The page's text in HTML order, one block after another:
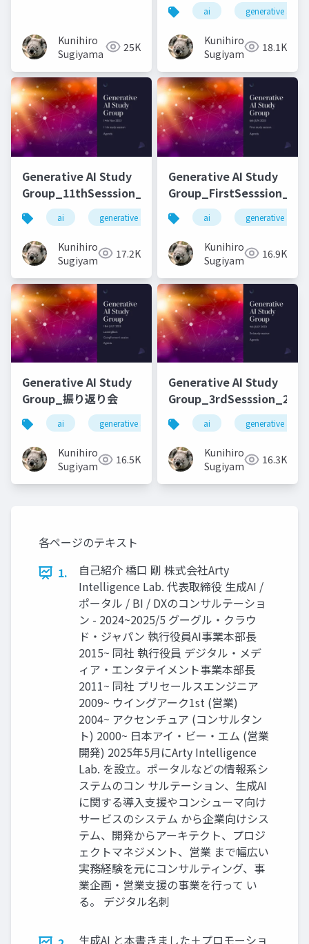
Kunihiro
Sugiyama
25K
ai generative ai
Kunihiro
Sugiyama
18.1K
Generative AI Study
Group_11thSesssion_20231114
ai generative ai machine learning deep
Kunihiro
Sugiyama
17.2K
Generative AI Study
ai generative ai
Kunihiro
Sugiyama
16.9K
Generative AI Study
Group_振り返り会
ai generative ai machine learning deep
Kunihiro
Sugiyama
16.5K
Generative AI Study
ai generative ai
Kunihiro
Sugiyama
16.3K
各ページのテキスト
1.
自己紹介 橋⼝ 剛 株式会社Arty
Intelligence Lab. 代表取締役 ⽣成AI /
ポータル / BI / DXのコンサルテーショ
ン - 2024~2025/5 グーグル‧クラウ
ド‧ジャパン 執⾏役員AI事業本部⻑
2015~ 同社 執⾏役員 デジタル‧メデ
ィア‧エンタテイメント事業本部⻑
2011~ 同社 プリセールスエンジニア
2009~ ウイングアーク1st (営業)
2004~ アクセンチュア (コンサルタン
ト) 2000~ ⽇本アイ‧ビー‧エム (営業
開発) 2025年5⽉にArty Intelligence
Lab. を設⽴。ポータルなどの情報系シ
ステムのコン サルテーション、⽣成AI
に関する導⼊⽀援やコンシューマ向け
サービスのシステム から企業向けシス
テム、開発からアーキテクト、プロジ
ェクトマネジメント、営業 まで幅広い
実務経験を元にコンサルティング、事
業企画‧営業⽀援の事業を⾏って い
る。 デジタル名刺
生成AI と本書きました＋プロモーショ